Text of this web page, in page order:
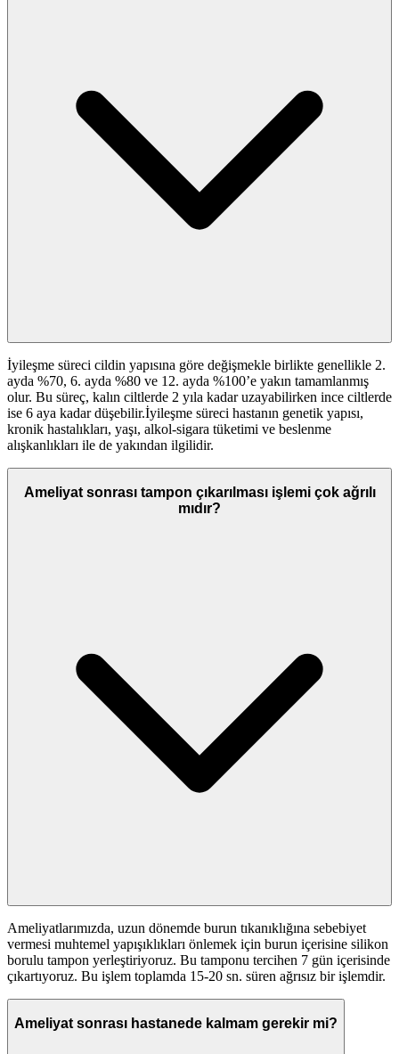
İyileşme süreci cildin yapısına göre değişmekle birlikte genellikle 2.
ayda %70, 6. ayda %80 ve 12. ayda %100’e yakın tamamlanmış
olur. Bu süreç, kalın ciltlerde 2 yıla kadar uzayabilirken ince ciltlerde
ise 6 aya kadar düşebilir.İyileşme süreci hastanın genetik yapısı,
kronik hastalıkları, yaşı, alkol-sigara tüketimi ve beslenme
alışkanlıkları ile de yakından ilgilidir.
Ameliyat sonrası tampon çıkarılması işlemi çok ağrılı
mıdır?
Ameliyatlarımızda, uzun dönemde burun tıkanıklığına sebebiyet
vermesi muhtemel yapışıklıkları önlemek için burun içerisine silikon
borulu tampon yerleştiriyoruz. Bu tamponu tercihen 7 gün içerisinde
çıkartıyoruz. Bu işlem toplamda 15-20 sn. süren ağrısız bir işlemdir.
Ameliyat sonrası hastanede kalmam gerekir mi?